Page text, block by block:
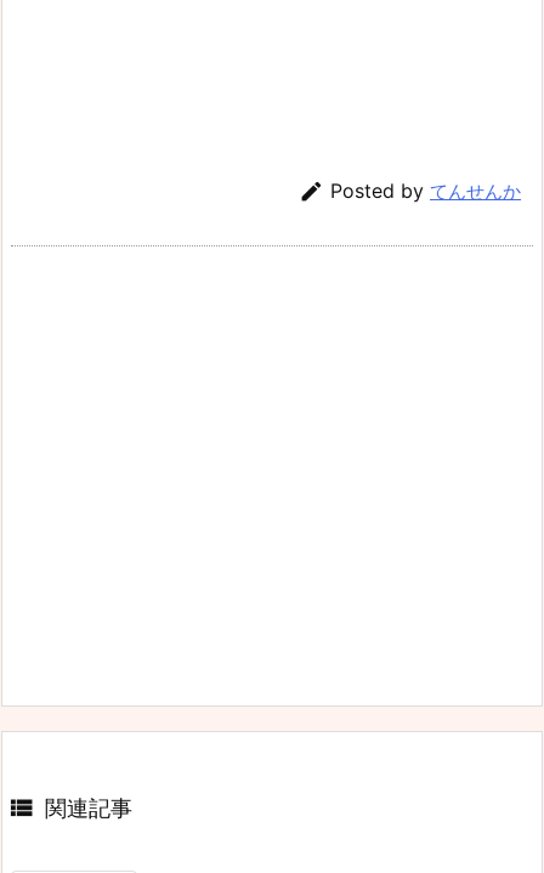
 Posted by てんせんか
 関連記事